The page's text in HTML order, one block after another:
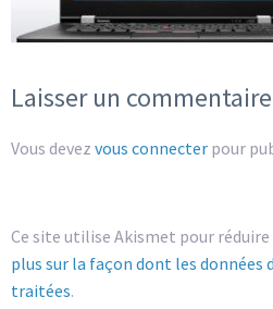
Laisser un commentaire
Vous devez vous connecter pour
Ce site utilise Akismet pour
plus sur la façon dont les données
traitées.